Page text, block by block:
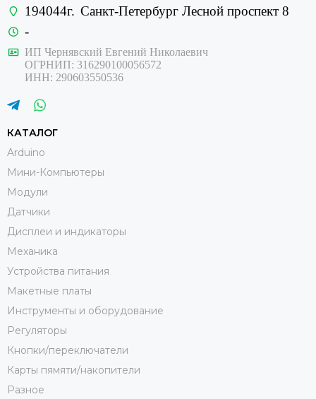
194044г. Санкт-Петербург Лесной проспект 8
-
ИП Чернявский Евгений Николаевич
ОГРНИП: 316290100056572
ИНН: 290603550536
КАТАЛОГ
Arduino
Мини-Компьютеры
Модули
Датчики
Дисплеи и индикаторы
Механика
Устройства питания
Макетные платы
Инструменты и оборудование
Регуляторы
Кнопки/переключатели
Карты пямяти/накопители
Разное